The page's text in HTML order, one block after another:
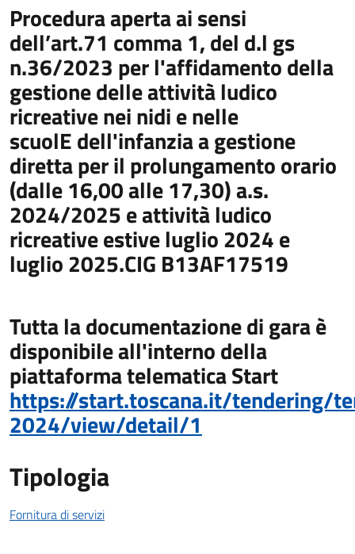
Descrizione Bando
Procedura aperta ai sensi
dell’art.71 comma 1, del d.l gs
n.36/2023 per l'affidamento della
gestione delle attività ludico
ricreative nei nidi e nelle
scuolE dell'infanzia a gestione
diretta per il prolungamento orario
(dalle 16,00 alle 17,30) a.s.
2024/2025 e attività ludico
ricreative estive luglio 2024 e
luglio 2025.CIG B13AF17519
Tutta la documentazione di gara è
disponibile all'interno della
piattaforma telematica Start
https://start.toscana.it/tendering/
2024/view/detail/1
Tipologia
Fornitura di servizi